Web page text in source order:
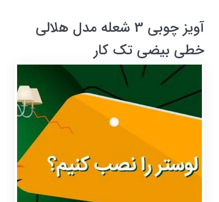
آویز چوبی 3 شعله مدل هلالی
خطی بیضی تک کار